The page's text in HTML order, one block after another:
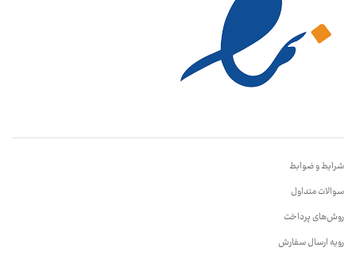
شرایط و ضوابط
سوالات متداول
روش‌های پرداخت
رویه ارسال سفارش